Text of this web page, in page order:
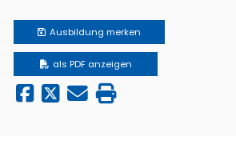
Ausbildung merken
als PDF anzeigen